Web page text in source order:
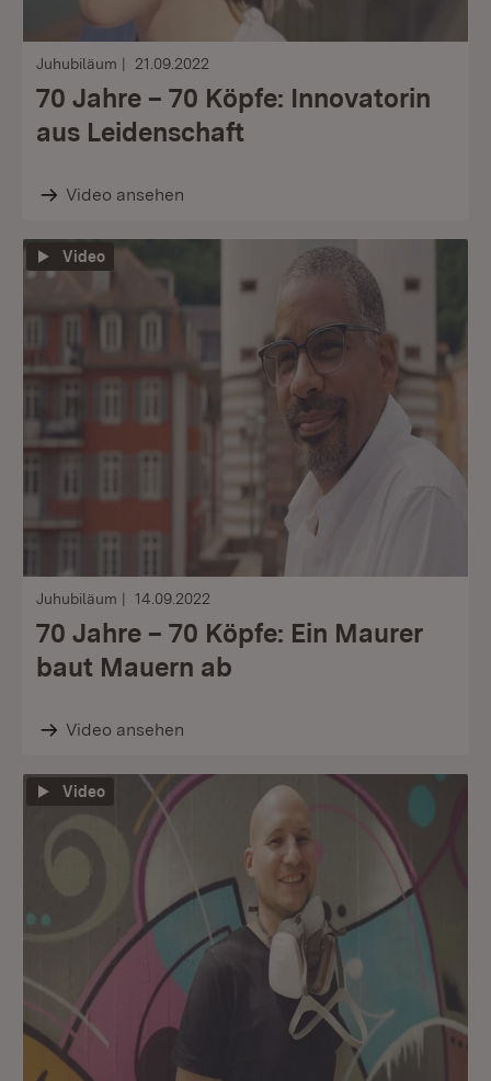
Juhubiläum 21.09.2022
70 Jahre – 70 Köpfe: Innovatorin
aus Leidenschaft
Video ansehen
Video
Juhubiläum 14.09.2022
70 Jahre – 70 Köpfe: Ein Maurer
baut Mauern ab
Video ansehen
Video